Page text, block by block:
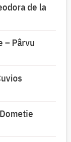
de la
– Pârvu